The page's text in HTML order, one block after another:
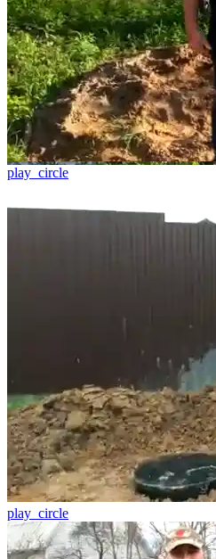
play_circle
play_circle